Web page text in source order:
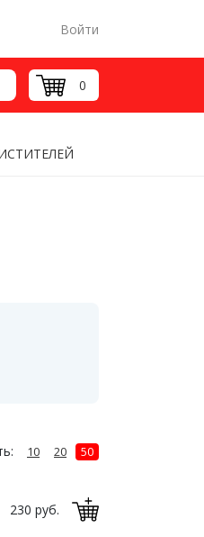
Войти
0
10 20 50
230 руб.